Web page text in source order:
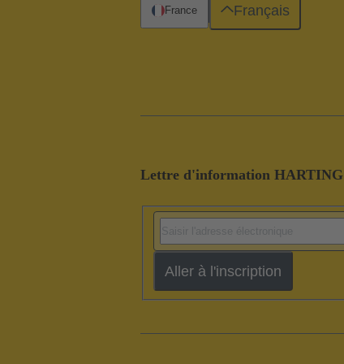
Lettre d'information HARTING
Aller à l'inscription
France Français